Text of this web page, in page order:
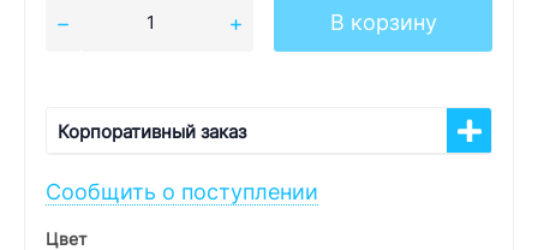
В корзину
Корпоративный заказ
Сообщить о поступлении
Цвет